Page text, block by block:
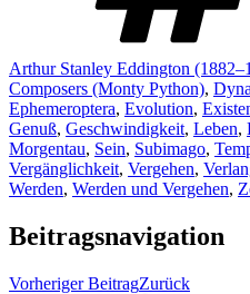
Arthur Stanley Eddington
Composers (Monty Python),
Ephemeroptera, Evolution,
Genuß, Geschwindigkeit, Leben,
Morgentau, Sein, Subimago,
Vergänglichkeit, Vergehen,
Werden, Werden und Vergehen,
Beitragsnavigation
Vorheriger BeitragZurück